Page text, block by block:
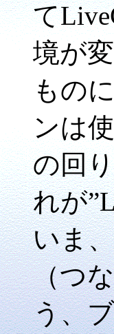
て
境が
もの
ンは
の回
れが
いま
（つ
う、